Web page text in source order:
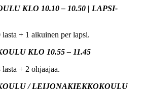
KLO 10.10 – 10.50 | LAPSI-
+ 1 aikuinen per lapsi.
KLO 10.55 – 11.45
+ 2 ohjaajaa.
/ LEIJONAKIEKKOKOULU